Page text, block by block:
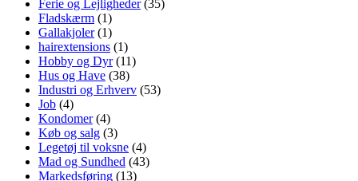
Ferie og Lejligheder(35)
Fladskærm (1)
Gallakjoler(1)
hairextensions (1)
Hobby og Dyr(11)
Hus og Have (38)
Industri og Erhverv (53)
Job (4)
Kondomer(4)
Køb og salg (3)
Legetøj til voksne (4)
Mad og Sundhed (43)
Markedsføring (13)